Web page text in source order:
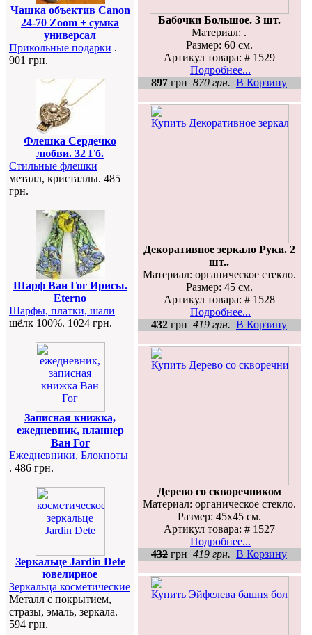
Чашка объектив Canon
24-70 Zoom + сумка
универсал
Прикольные подарки .
901 грн.
Флешка Сердечко
любви. 32 Гб.
Стильные флешки
металл, кристаллы. 485
грн.
Шарф Ван Гог Ирисы.
Eterno
Шарфы, платки, шали
шёлк 100%. 1024 грн.
Записная книжка,
ежедневник, планнер
Ван Гог
Ежедневники, Блокноты
. 486 грн.
Зеркальце Jardin Dete
ювелирное
Зеркальца косметические
Металл с покрытием,
стразы, эмаль, зеркала.
594 грн.
Бабочки Большое. 3 шт.
Материал: .
Размер: 60 см.
Артикул товара: # 1529
Подробнее...
897 грн 870 грн. В Корзину
Декоративное зеркало Руки. 2
шт..
Материал: органическое стекло.
Размер: 45 см.
Артикул товара: # 1528
Подробнее...
432 грн 419 грн. В Корзину
Дерево со скворечником
Материал: органическое стекло.
Размер: 45х45 см.
Артикул товара: # 1527
Подробнее...
432 грн 419 грн. В Корзину